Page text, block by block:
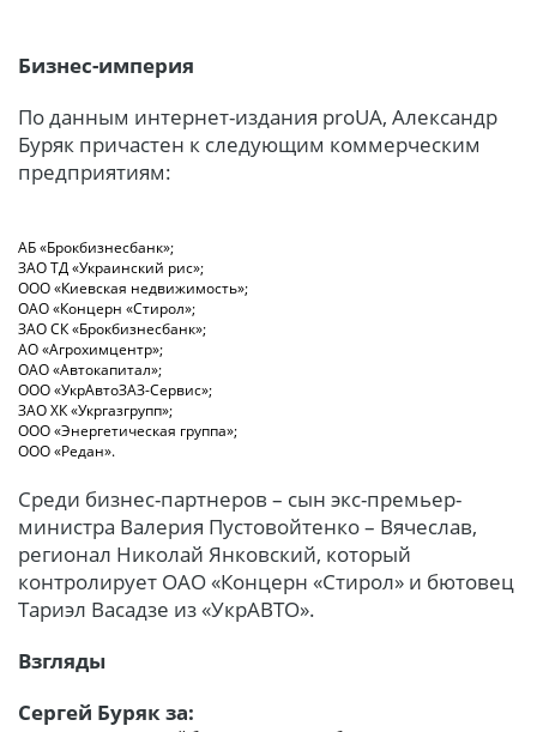
Бизнес-империя
По данным интернет-издания proUA, Александр
Буряк причастен к следующим коммерческим
предприятиям:
АБ «Брокбизнесбанк»;
ЗАО ТД «Украинский рис»;
ООО «Киевская недвижимость»;
ОАО «Концерн «Стирол»;
ЗАО СК «Брокбизнесбанк»;
АО «Агрохимцентр»;
ОАО «Автокапитал»;
ООО «УкрАвтоЗАЗ-Сервис»;
ЗАО ХК «Укргазгрупп»;
ООО «Энергетическая группа»;
ООО «Редан».
Среди бизнес-партнеров – сын экс-премьер-
министра Валерия Пустовойтенко – Вячеслав,
регионал Николай Янковский, который
контролирует ОАО «Концерн «Стирол» и бютовец
Тариэл Васадзе из «УкрАВТО».
Взгляды
Сергей Буряк за: